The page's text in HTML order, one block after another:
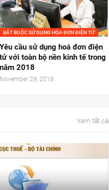
BẮT BUỘC SỬ DỤNG HÓA ĐƠN ĐIỆN TỬ
Yêu cầu sử dụng hoá đơn điện
tử với toàn bộ nền kinh tế trong
năm 2018
November 29, 2018
Xem tất cả